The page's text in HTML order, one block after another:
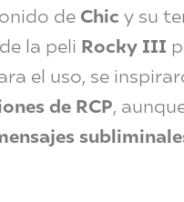
de Chic y su
la peli Rocky III
el uso, se
de RCP,